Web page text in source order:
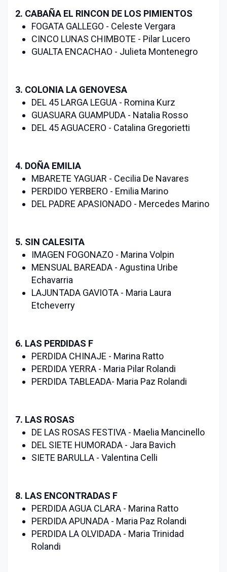
2. CABAÑA EL RINCON DE LOS PIMIENTOS
FOGATA GALLEGO - Celeste Vergara
CINCO LUNAS CHIMBOTE - Pilar Lucero
GUALTA ENCACHAO - Julieta Montenegro
3. COLONIA LA GENOVESA
DEL 45 LARGA LEGUA - Romina Kurz
GUASUARA GUAMPUDA - Natalia Rosso
DEL 45 AGUACERO - Catalina Gregorietti
4. DOÑA EMILIA
MBARETE YAGUAR - Cecilia De Navares
PERDIDO YERBERO - Emilia Marino
DEL PADRE APASIONADO - Mercedes Marino
5. SIN CALESITA
IMAGEN FOGONAZO - Marina Volpin
MENSUAL BAREADA - Agustina Uribe
Echavarria
LAJUNTADA GAVIOTA - Maria Laura
Etcheverry
6. LAS PERDIDAS F
PERDIDA CHINAJE - Marina Ratto
PERDIDA YERRA - Maria Pilar Rolandi
PERDIDA TABLEADA- Maria Paz Rolandi
7. LAS ROSAS
DE LAS ROSAS FESTIVA - Maelia Mancinello
DEL SIETE HUMORADA - Jara Bavich
SIETE BARULLA - Valentina Celli
8. LAS ENCONTRADAS F
PERDIDA AGUA CLARA - Marina Ratto
PERDIDA APUNADA - Maria Paz Rolandi
PERDIDA LA OLVIDADA - Maria Trinidad
Rolandi